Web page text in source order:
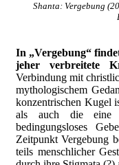
Shanta: Vergebung
In „Vergebung“
jeher verbreitete
Verbindung mit
mythologischem
konzentrischen Kugel
als auch die eine
bedingungsloses
Zeitpunkt Vergebung
teils menschlicher